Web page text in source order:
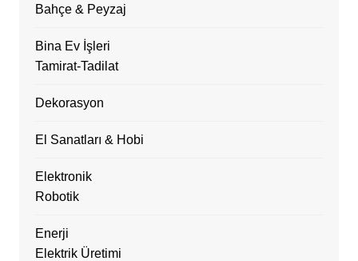
Bahçe & Peyzaj
Bina Ev İşleri
Tamirat-Tadilat
Dekorasyon
El Sanatları & Hobi
Elektronik
Robotik
Enerji
Elektrik Üretimi